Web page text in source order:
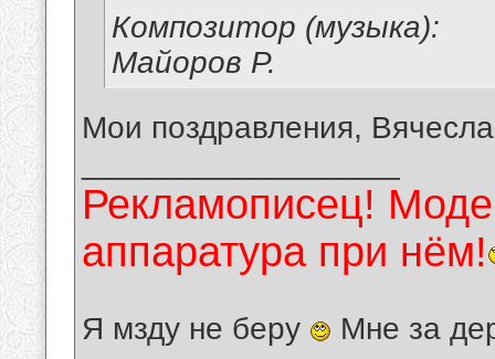
Композитор (музыка):
Майоров Р.
Мои поздравления,
Рекламописец!
аппаратура при нём!
Я мзду не беру Мне за